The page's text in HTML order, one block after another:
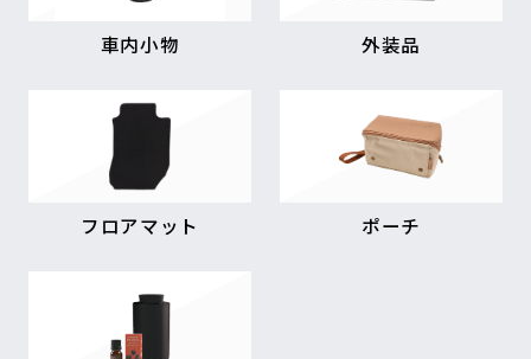
車内小物 外装品
フロアマット ポーチ